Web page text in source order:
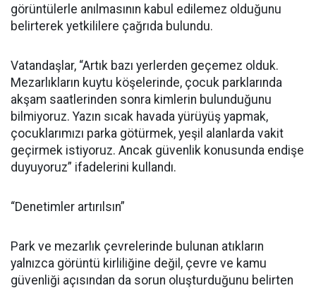
görüntülerle anılmasının kabul edilemez olduğunu
belirterek yetkililere çağrıda bulundu.
Vatandaşlar, “Artık bazı yerlerden geçemez olduk.
Mezarlıkların kuytu köşelerinde, çocuk parklarında
akşam saatlerinden sonra kimlerin bulunduğunu
bilmiyoruz. Yazın sıcak havada yürüyüş yapmak,
çocuklarımızı parka götürmek, yeşil alanlarda vakit
geçirmek istiyoruz. Ancak güvenlik konusunda endişe
duyuyoruz” ifadelerini kullandı.
“Denetimler artırılsın”
Park ve mezarlık çevrelerinde bulunan atıkların
yalnızca görüntü kirliliğine değil, çevre ve kamu
güvenliği açısından da sorun oluşturduğunu belirten